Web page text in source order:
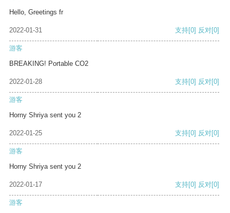
Hello, Greetings fr
2022-01-31 支持[0] 反对[0]
游客
BREAKING! Portable CO2
2022-01-28 支持[0] 反对[0]
游客
Horny Shriya sent you 2
2022-01-25 支持[0] 反对[0]
游客
Horny Shriya sent you 2
2022-01-17 支持[0] 反对[0]
游客